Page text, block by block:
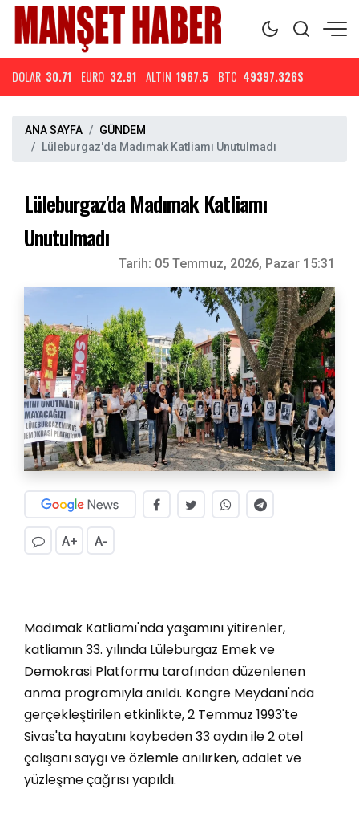
DOLAR 30.71 EURO 32.91 ALTIN 1967.5 BTC 49397.326$
ANA SAYFA
GÜNDEM
Lüleburgaz'da Madımak Katliamı Unutulmadı
Lüleburgaz'da Madımak Katliamı
Unutulmadı
Tarih: 05 Temmuz, 2026, Pazar 15:31
A+ A-
Madımak Katliamı'nda yaşamını yitirenler,
katliamın 33. yılında Lüleburgaz Emek ve
Demokrasi Platformu tarafından düzenlenen
anma programıyla anıldı. Kongre Meydanı'nda
gerçekleştirilen etkinlikte, 2 Temmuz 1993'te
Sivas'ta hayatını kaybeden 33 aydın ile 2 otel
çalışanı saygı ve özlemle anılırken, adalet ve
yüzleşme çağrısı yapıldı.